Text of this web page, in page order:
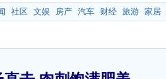
社区 文娱 房产 汽车 财经 旅游 家居